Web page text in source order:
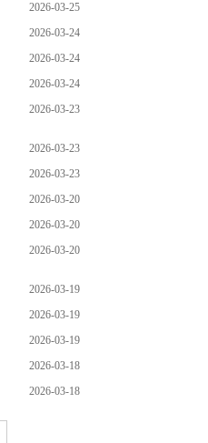
2026-03-25
2026-03-24
2026-03-24
2026-03-24
2026-03-23
2026-03-23
2026-03-23
2026-03-20
2026-03-20
2026-03-20
2026-03-19
2026-03-19
2026-03-19
2026-03-18
2026-03-18